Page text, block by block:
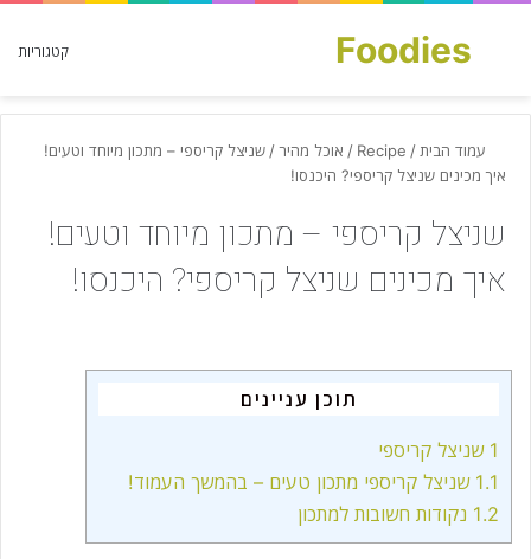
קטגוריות Foodies
חפש עבור
עמוד הבית /
Recipe
/ אוכל מהיר/ שניצל קריספי – מתכון מיוחד וטעים!
איך מכינים שניצל קריספי? היכנסו!
שניצל קריספי – מתכון מיוחד וטעים!
איך מכינים שניצל קריספי? היכנסו!
תוכן עניינים
1 שניצל קריספי
1.1 שניצל קריספי מתכון טעים – בהמשך העמוד!
1.2 נקודות חשובות למתכון